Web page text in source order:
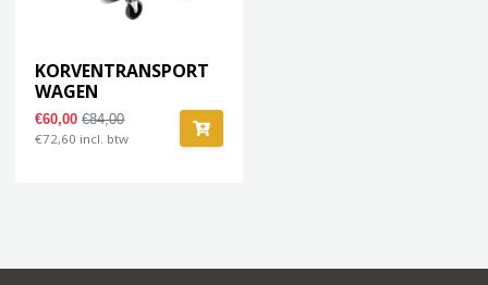
KORVENTRANSPORT
WAGEN
€60,00€84,00
€72,60 incl. btw